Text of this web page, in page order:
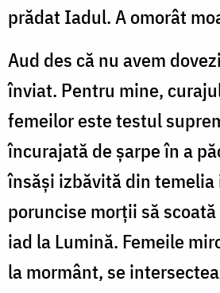
prădat Iadul. A omorât
Aud des că nu avem
înviat. Pentru mine,
femeilor este testul
încurajată de șarpe în a
însăși izbăvită din
poruncise morții să
iad la Lumină. Femeile
la mormânt, se